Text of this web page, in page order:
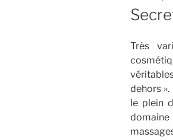
LE
Très
dehors
le plein